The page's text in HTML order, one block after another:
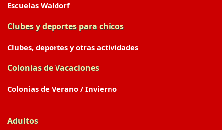
Escuelas Waldorf
Clubes y deportes para chicos
Clubes, deportes y otras actividades
Colonias de Vacaciones
Colonias de Verano / Invierno
Adultos